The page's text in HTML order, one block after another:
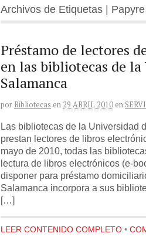
Archivos de Etiquetas | Papyre
Préstamo de lectores
en las bibliotecas de
Salamanca
por Bibliotecas en 29 ABRIL 2010 en
Las bibliotecas de la Universidad
prestan lectores de libros
mayo de 2010, todas las
lectura de libros electrónicos (e-
disponer para préstamo
Salamanca incorpora a sus
[…]
LEER CONTENIDO COMPLETO •